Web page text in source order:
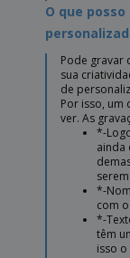
O que
Pode gravar
sua
de
Por isso, um
ver. As
*-
ainda
*-
com
*-
têm
isso